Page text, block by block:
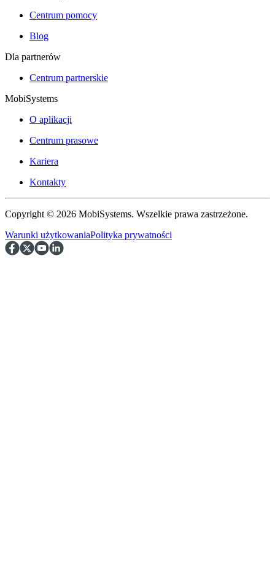
Centrum pomocy
Blog
Dla partnerów
Centrum partnerskie
MobiSystems
O aplikacji
Centrum prasowe
Kariera
Kontakty
Copyright © 2026 MobiSystems. Wszelkie prawa zastrzeżone.
Warunki użytkowaniaPolityka prywatności